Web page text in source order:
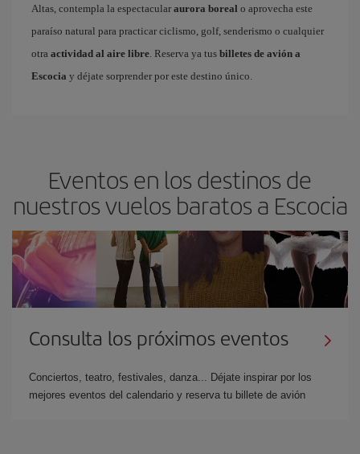
Altas, contempla la espectacular aurora boreal o aprovecha este
paraíso natural para practicar ciclismo, golf, senderismo o cualquier
otra actividad al aire libre . Reserva ya tus billetes de avión a
Escocia y déjate sorprender por este destino único.
Eventos en los destinos de
nuestros vuelos baratos a Escocia
Consulta los próximos eventos
Conciertos, teatro, festivales, danza... Déjate inspirar por los
mejores eventos del calendario y reserva tu billete de avión